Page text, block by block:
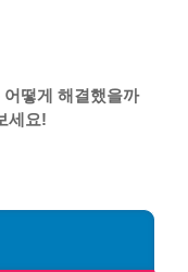
떻게 해결했을까
세요!